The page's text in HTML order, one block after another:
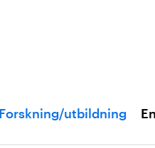
Forskning/utbildning